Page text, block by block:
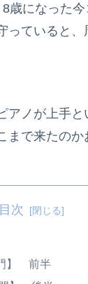
歳になった
っていると
ノが上手
で来たのか
目次
】 前半